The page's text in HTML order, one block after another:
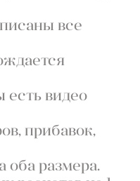
все
видео
прибавок,
оба размера.